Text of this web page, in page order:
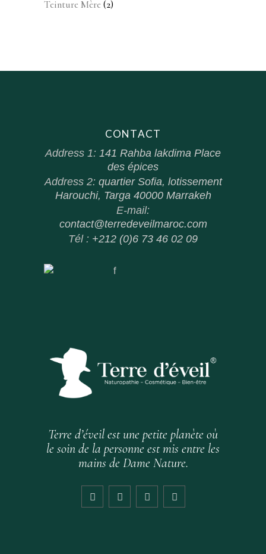
Teinture Mère 22
CONTACT
Address 1: 141 Rahba lakdima Place
des épices
Address 2: quartier Sofia, lotissement
Harouchi, Targa 40000 Marrakeh
E-mail:
contact@terredeveilmaroc.com
Tél : +212 (0)6 73 46 02 09
Terre d’éveil est une petite planète où
le soin de la personne est mis entre les
mains de Dame Nature.